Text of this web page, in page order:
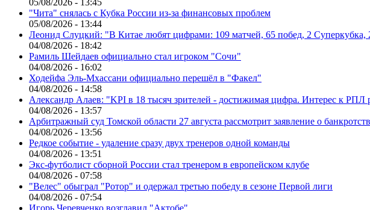
"Чита" снялась с Кубка России из-за финансовых проблем
05/08/2026 - 13:44
Леонид Слуцкий: "В Китае любят цифрами: 109 матчей, 65 побед, 2 Суперкубка,
04/08/2026 - 18:42
Рамиль Шейдаев официально стал игроком "Сочи"
04/08/2026 - 16:02
Ходейфа Эль-Мхассани официально перешёл в "Факел"
04/08/2026 - 14:58
Александр Алаев: "KPI в 18 тысяч зрителей - достижимая цифра. Интерес к РПЛ
04/08/2026 - 13:57
Арбитражный суд Томской области 27 августа рассмотрит заявление о
04/08/2026 - 13:56
Редкое событие - удаление сразу двух тренеров одной команды
04/08/2026 - 13:51
Экс-футболист сборной России стал тренером в европейском клубе
04/08/2026 - 07:58
"Велес" обыграл "Ротор" и одержал третью победу в сезоне Первой лиги
04/08/2026 - 07:54
Игорь Черевченко возглавил "Актобе"